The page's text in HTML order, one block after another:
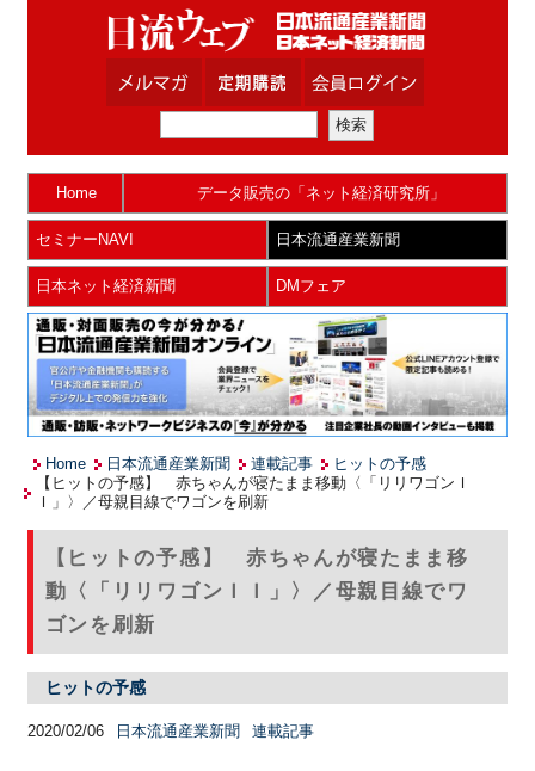
Home データ販売の「ネット経済研究所」
セミナーNAVI 日本流通産業新聞
日本ネット経済新聞 DMフェア
Home 日本流通産業新聞 連載記事
ヒットの予感
【ヒットの予感】 赤ちゃんが寝たまま移動〈「リリワゴンＩ
Ｉ」〉／母親目線でワゴンを刷新
【ヒットの予感】 赤ちゃんが寝たまま移
動〈「リリワゴンＩＩ」〉／母親目線でワ
ゴンを刷新
ヒットの予感
2020/02/06 日本流通産業新聞 連載記事